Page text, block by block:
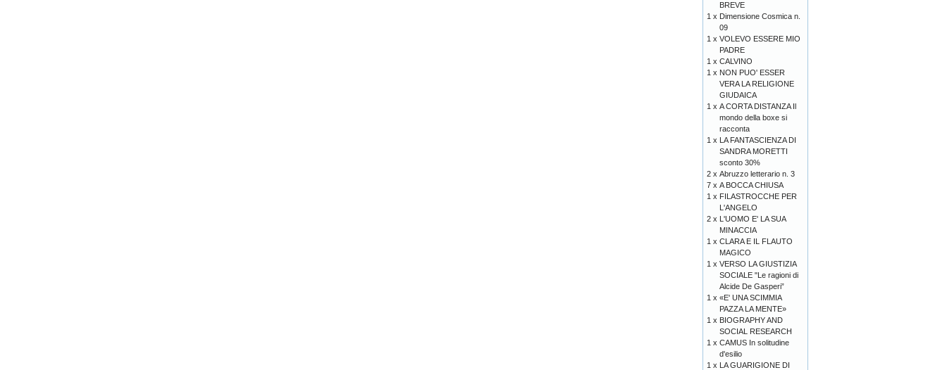
BREVE
1 x Dimensione Cosmica n.
09
1 x VOLEVO ESSERE MIO
PADRE
1 x CALVINO
1 x NON PUO' ESSER
VERA LA RELIGIONE
GIUDAICA
1 x A CORTA DISTANZA Il
mondo della boxe si
racconta
1 x LA FANTASCIENZA DI
SANDRA MORETTI
sconto 30%
2 x Abruzzo letterario n. 3
7 x A BOCCA CHIUSA
1 x FILASTROCCHE PER
L'ANGELO
2 x L'UOMO E' LA SUA
MINACCIA
1 x CLARA E IL FLAUTO
MAGICO
1 x VERSO LA GIUSTIZIA
SOCIALE "Le ragioni di
Alcide De Gasperi”
1 x «E' UNA SCIMMIA
PAZZA LA MENTE»
1 x BIOGRAPHY AND
SOCIAL RESEARCH
1 x CAMUS In solitudine
d'esilio
1 x LA GUARIGIONE DI